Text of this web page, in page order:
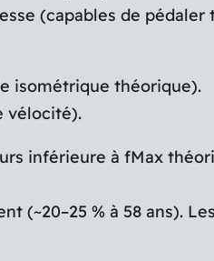
(capables de pédaler
isométrique théorique).
vélocité).
inférieure à fMax
(~20–25 % à 58 ans).